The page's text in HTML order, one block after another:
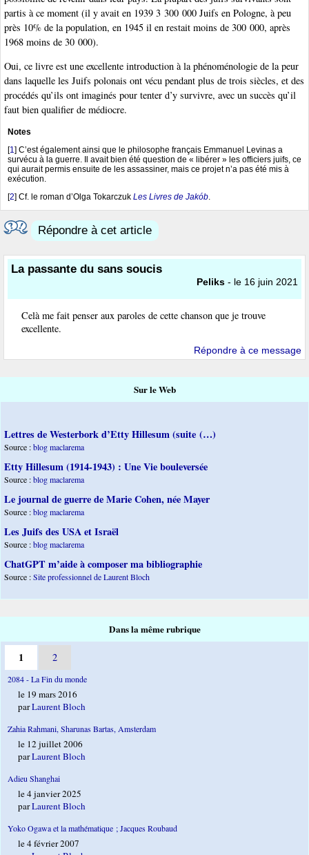
partis à ce moment (il y avait en 1939 3 300 000 Juifs en Pologne, à peu
près 10% de la population, en 1945 il en restait moins de 300 000, après
1968 moins de 30 000).
Oui, ce livre est une excellente introduction à la phénoménologie de la peur
dans laquelle les Juifs polonais ont vécu pendant plus de trois siècles, et des
procédés qu’ils ont imaginés pour tenter d’y survivre, avec un succès qu’il
faut bien qualifier de médiocre.
Notes
[1 ] C’est également ainsi que le philosophe français Emmanuel Levinas a
survécu à la guerre. Il avait bien été question de « libérer » les officiers juifs, ce
qui aurait permis ensuite de les assassiner, mais ce projet n’a pas été mis à
exécution.
[2] Cf. le roman d’Olga Tokarczuk Les Livres de Jakób
Répondre à cet article
La passante du sans soucis
Peliks - le 16 juin 2021
Celà me fait penser aux paroles de cette chanson que je trouve
excellente.
Répondre à ce message
Sur le Web
Lettres de Westerbork d’Etty Hillesum (suite (…)
Source :blog maclarema
Etty Hillesum (1914-1943) : Une Vie bouleversée
Source :blog maclarema
Le journal de guerre de Marie Cohen, née Mayer
Source :blog maclarema
Les Juifs des USA et Israël
Source :blog maclarema
ChatGPT m’aide à composer ma bibliographie
Source :Site professionnel de Laurent Bloch
Dans la même rubrique
1 2
2084 - La Fin du monde
le 19 mars 2016
parLaurent Bloch
Zahia Rahmani, Sharunas Bartas, Amsterdam
le 12 juillet 2006
parLaurent Bloch
Adieu Shanghai
le 4 janvier 2025
parLaurent Bloch
Yoko Ogawa et la mathématique ; Jacques Roubaud
le 4 février 2007